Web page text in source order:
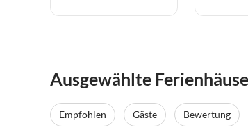
Ausgewählte
Empfohlen Gäste Bewertung